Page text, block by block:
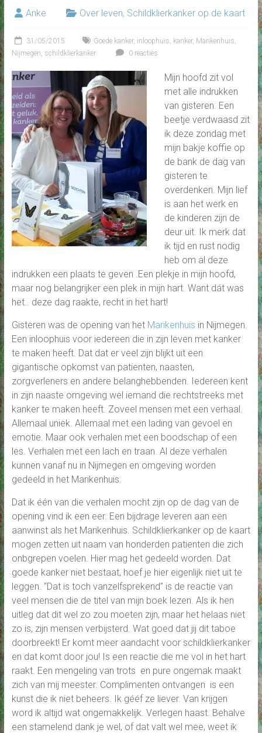
Anke Over leven, Schildklierkanker op de kaart
31/05/2015 Goede kanker, inloophuis kanker, Marikenhuis
Nijmegen schildklierkanker 0 reacties
Mijn hoofd zit vol
met alle indrukken
van gisteren. Een
beetje verdwaasd zit
ik deze zondag met
mijn bakje koffie op
de bank de dag van
gisteren te
overdenken. Mijn lief
is aan het werk en
de kinderen zijn de
deur uit. Ik merk dat
ik tijd en rust nodig
heb om al deze
indrukken een plaats te geven .Een plekje in mijn hoofd,
maar nog belangrijker een plek in mijn hart. Want dát was
het.. deze dag raakte, recht in het hart!
Gisteren was de opening van het Marikenhuis in Nijmegen.
Een inloophuis voor iedereen die in zijn leven met kanker
te maken heeft. Dat dat er veel zijn blijkt uit een
gigantische opkomst van patienten, naasten,
zorgverleners en andere belanghebbenden. Iedereen kent
in zijn naaste omgeving wel iemand die rechtstreeks met
kanker te maken heeft. Zoveel mensen met een verhaal.
Allemaal uniek. Allemaal met een lading van gevoel en
emotie. Maar ook verhalen met een boodschap of een
les. Verhalen met een lach en traan. Al deze verhalen
kunnen vanaf nu in Nijmegen en omgeving worden
gedeeld in het Marikenhuis.
Dat ik één van die verhalen mocht zijn op de dag van de
opening vind ik een eer. Een bijdrage leveren aan een
aanwinst als het Marikenhuis. Schildklierkanker op de kaart
mogen zetten uit naam van honderden patienten die zich
onbgrepen voelen. Hier mag het gedeeld worden. Dat
goede kanker niet bestaat, hoef je hier eigenlijk niet uit te
leggen. “Dat is toch vanzelfsprekend” is de reactie van
veel mensen die de titel van mijn boek lezen. Als ik hen
uitleg dat dit wel zo zou moeten zijn, maar het helaas niet
zo is, zijn mensen verbijsterd. Wat goed dat jij dit taboe
doorbreekt! Er komt meer aandacht voor schildklierkanker
en dat komt door jou! Is een reactie die me vol in het hart
raakt. Een mengeling van trots en pure ongemak maakt
zich van mij meester. Complimenten ontvangen is een
kunst die ik niet beheers. Ik gééf ze liever. Van krijgen
word ik altijd wat ongemakkelijk. Verlegen haast. Behalve
een stamelend dank je wel, of dat valt wel mee, weet ik